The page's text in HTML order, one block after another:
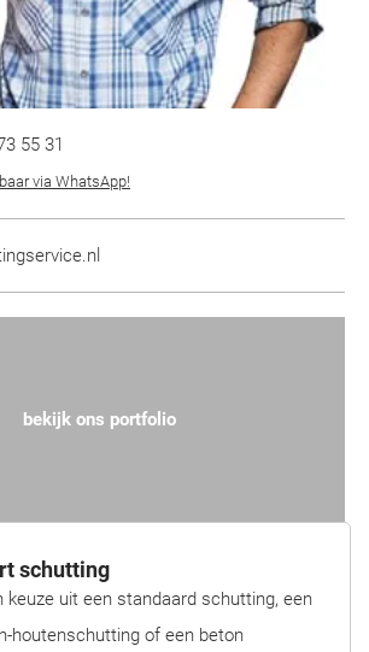
55 31
via WhatsApp!
bekijk ons portfolio
schutting
keuze uit een standaard schutting, een
houtenschutting of een beton